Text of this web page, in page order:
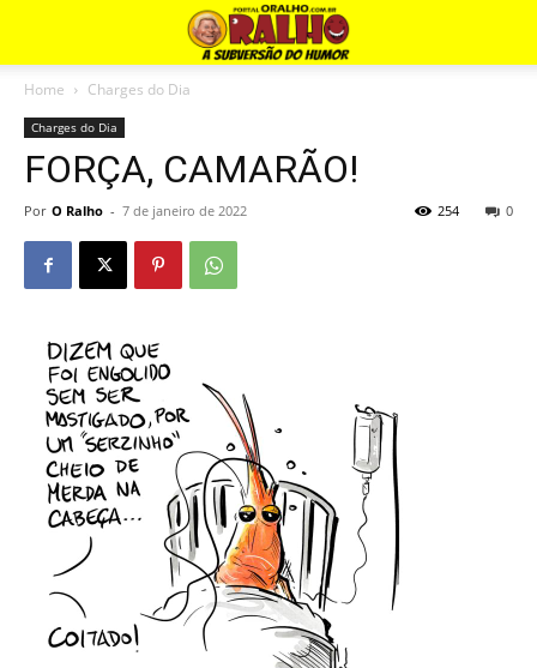
Home Charges do Dia
Charges do Dia
FORÇA, CAMARÃO!
Por O Ralho - 7 de janeiro de 2022 0
254